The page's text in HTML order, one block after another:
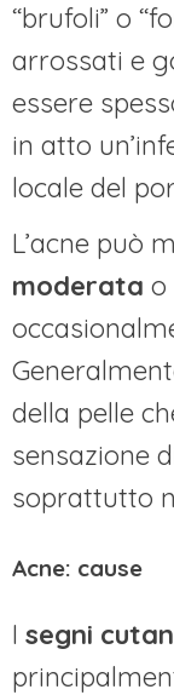
“brufoli” o
arrossati e
essere
in atto
locale del
L’acne può
moderata o
della pelle
sensazione
soprattutto
Acne: cause
I segni